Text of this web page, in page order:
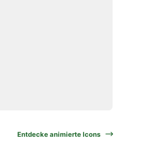
Entdecke animierte Icons